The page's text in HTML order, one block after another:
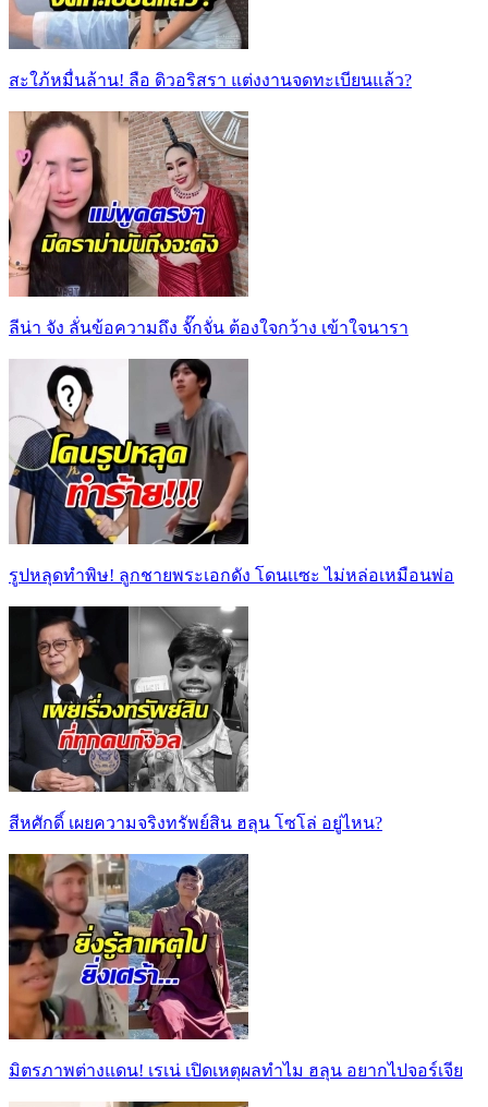
สะใภ้หมื่นล้าน! ลือ ดิวอริสรา แต่งงานจดทะเบียนแล้ว?
ลีน่า จัง ลั่นข้อความถึง จั๊กจั่น ต้องใจกว้าง เข้าใจนารา
รูปหลุดทำพิษ! ลูกชายพระเอกดัง โดนเเซะ ไม่หล่อเหมือนพ่อ
สีหศักดิ์ เผยความจริงทรัพย์สิน ฮลุน โซโล่ อยู่ไหน?
มิตรภาพต่างแดน! เรเน่ เปิดเหตุผลทำไม ฮลุน อยากไปจอร์เจีย